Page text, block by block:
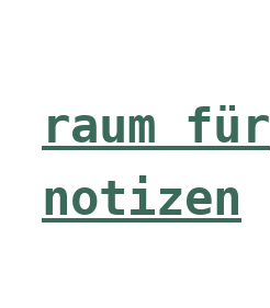
raum für
notizen